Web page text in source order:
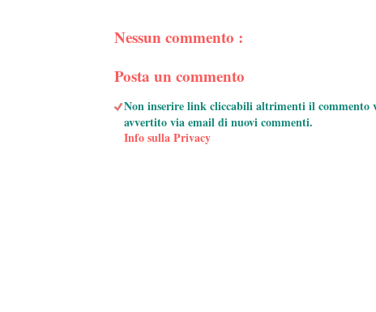
Nessun commento :
Posta un commento
Non inserire link cliccabili altrimenti il
avvertito via email di nuovi commenti.
Info sulla Privacy